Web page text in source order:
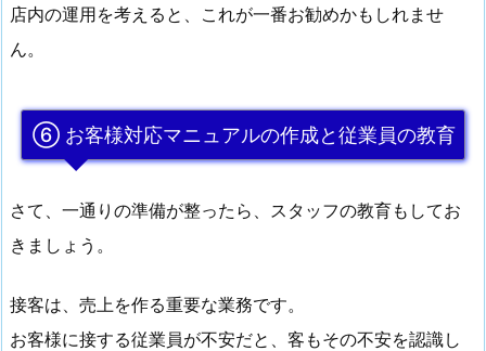
店内の運用を考えると、これが一番お勧めかもしれませ
ん。
⑥ お客様対応マニュアルの作成と従業員の教育
さて、一通りの準備が整ったら、スタッフの教育もしてお
きましょう。
接客は、売上を作る重要な業務です。
お客様に接する従業員が不安だと、客もその不安を認識し